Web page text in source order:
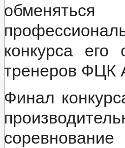
конкурса его
тренеров ФЦК
Финал